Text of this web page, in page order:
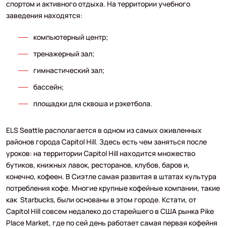
спортом и активного отдыха. На территории учебного
заведения находятся:
компьютерный центр;
тренажерный зал;
гимнастический зал;
бассейн;
площадки для сквоша и рэкетбола.
ELS Seattle располагается в одном из самых оживленных
районов города Capitol Hill. Здесь есть чем заняться после
уроков: на территории Capitol Hill находится множество
бутиков, книжных лавок, ресторанов, клубов, баров и,
конечно, кофеен. В Сиэтле самая развитая в штатах культура
потребления кофе. Многие крупные кофейные компании, такие
как Starbucks, были основаны в этом городе. Кстати, от
Capitol Hill совсем недалеко до старейшего в США рынка Pike
Place Market, где по сей день работает самая первая кофейня